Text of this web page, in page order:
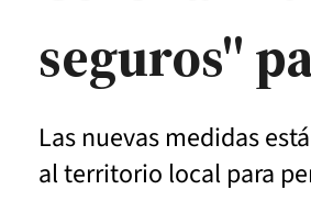
seguros"
Las nuevas medidas
al territorio local para